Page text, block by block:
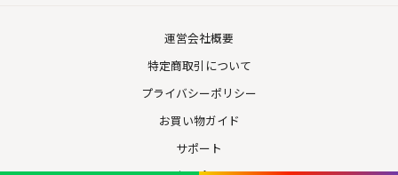
運営会社概要
特定商取引について
プライバシーポリシー
お買い物ガイド
サポート